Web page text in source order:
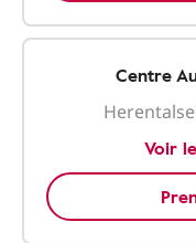
Centre
Voir